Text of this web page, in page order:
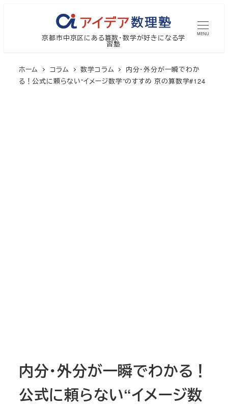
京都市中京区にある算数・数学が好きになる学
習塾
MENU
ホーム コラム 数学コラム
内分・外分が一瞬でわか
る！公式に頼らない“イメージ数学”のすすめ 京の算数学#124
内分・外分が一瞬でわかる！
公式に頼らない“イメージ数